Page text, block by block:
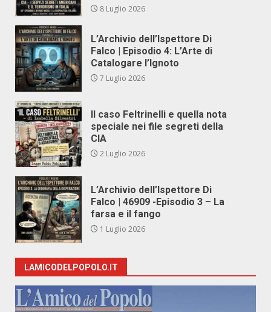
8 Luglio 2026
L’Archivio dell’Ispettore Di
Falco | Episodio 4: L’Arte di
Catalogare l’Ignoto
7 Luglio 2026
Il caso Feltrinelli e quella nota
speciale nei file segreti della
CIA
2 Luglio 2026
L’Archivio dell’Ispettore Di
Falco | 46909 -Episodio 3 – La
farsa e il fango
1 Luglio 2026
LAMICODELPOPOLO.IT